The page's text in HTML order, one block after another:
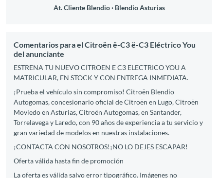
At. Cliente Blendio Blendio Asturias
Comentarios para el Citroën ë-C3 ë-C3 Eléctrico You
del anunciante
ESTRENA TU NUEVO CITROEN E C3 ELECTRICO YOU A
MATRICULAR, EN STOCK Y CON ENTREGA INMEDIATA.
¡Prueba el vehículo sin compromiso! Citroën Blendio
Autogomas, concesionario oficial de Citroën en Lugo, Citroën
Moviedo en Asturias, Citroën Autogomas, en Santander,
Torrelavega y Laredo, con 90 años de experiencia a tu servicio y
gran variedad de modelos en nuestras instalaciones.
¡CONTACTA CON NOSOTROS!¡NO LO DEJES ESCAPAR!
Oferta válida hasta fin de promoción
La oferta es válida salvo error tipográfico. Imágenes no